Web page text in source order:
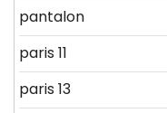
pantalon
paris 11
paris 13